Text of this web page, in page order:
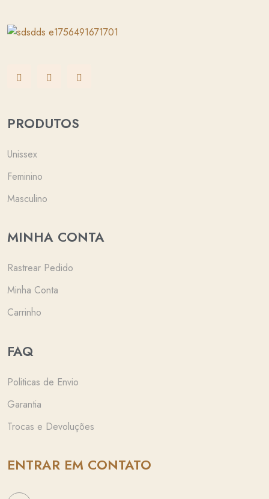
PRODUTOS
Unissex
Feminino
Masculino
MINHA CONTA
Rastrear Pedido
Minha Conta
Carrinho
FAQ
Politicas de Envio
Garantia
Trocas e Devoluções
ENTRAR EM CONTATO